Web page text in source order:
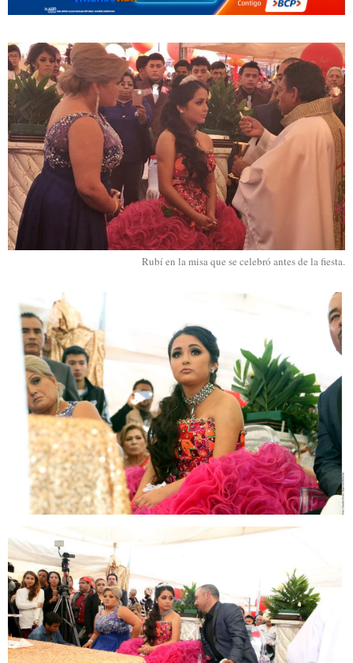
rubi_0.jpg
Rubí en la misa que se celebró antes de la fiesta.
rubi1.jpg
rubi3.jpg